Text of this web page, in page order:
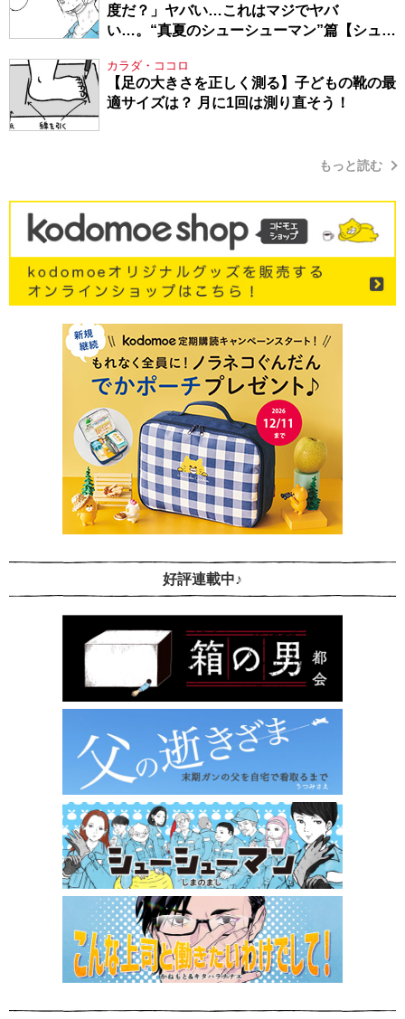
度だ？」ヤバい…これはマジでヤバ
い…。“真夏のシューシューマン”篇【シュー
カラダ・ココロ
【足の大きさを正しく測る】子どもの靴の最
適サイズは？ 月に1回は測り直そう！
もっと読む
好評連載中♪